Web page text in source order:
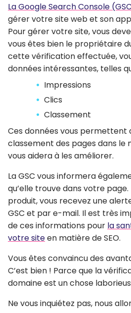
La Google Search Console
gérer votre site web et son
Pour gérer votre site, vous
vous êtes bien le propriétaire
cette vérification effectuée,
données intéressantes, telles
Impressions
Clics
Classement
Ces données vous permettent
classement des pages dans le
vous aidera à les améliorer.
La GSC vous informera
qu’elle trouve dans votre page.
produit, vous recevez une
GSC et par e-mail. Il est très
de ces informations pour la
votre siteen matière de SEO.
Vous êtes convaincu des
C’est bien ! Parce que la
domaine est un chose
Ne vous inquiétez pas, nous